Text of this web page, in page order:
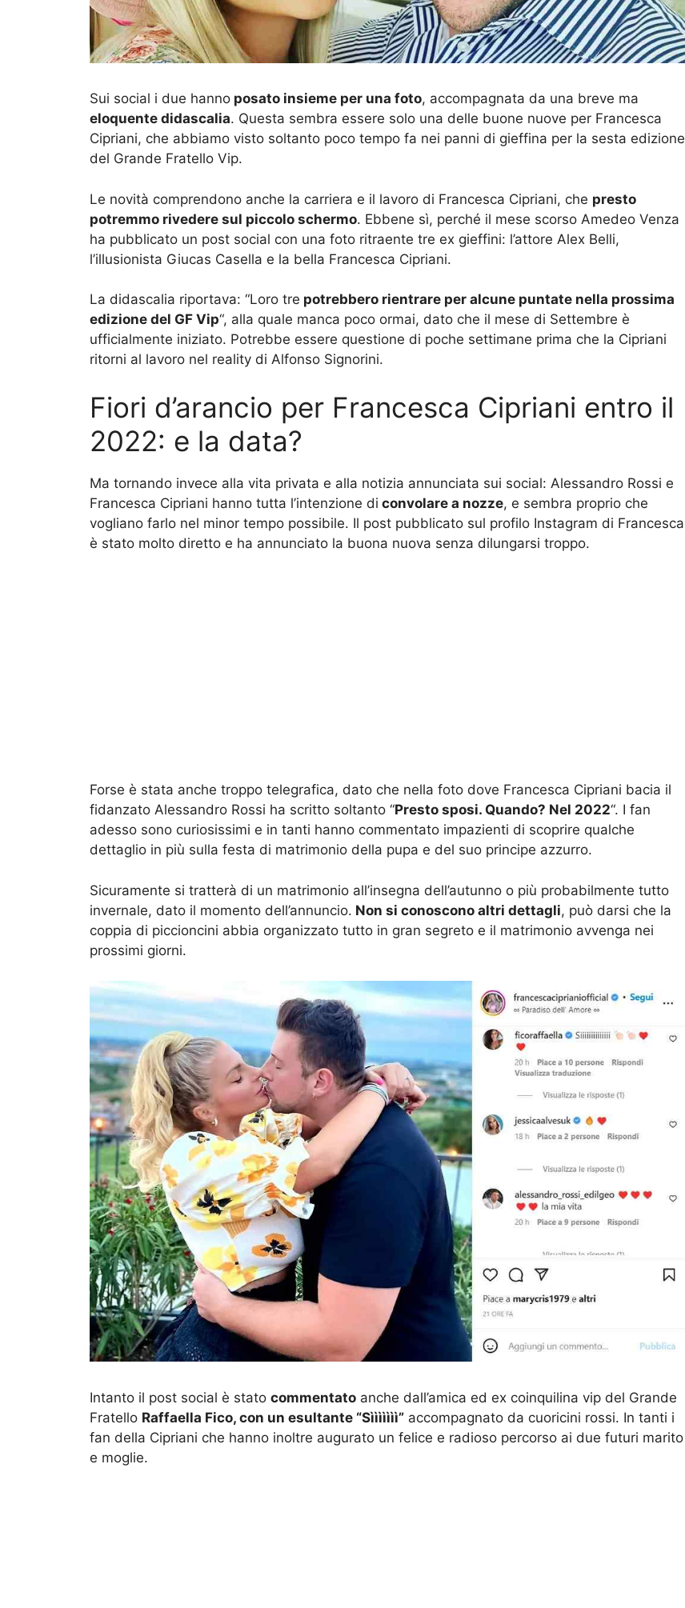
Sui social i due hanno posato insieme per una foto, accompagnata da una breve ma
eloquente didascalia. Questa sembra essere solo una delle buone nuove per Francesca
Cipriani, che abbiamo visto soltanto poco tempo fa nei panni di gieffina per la sesta edizione
del Grande Fratello Vip.
Le novità comprendono anche la carriera e il lavoro di Francesca Cipriani, che presto
potremmo rivedere sul piccolo schermo. Ebbene sì, perché il mese scorso Amedeo Venza
ha pubblicato un post social con una foto ritraente tre ex gieffini: l’attore Alex Belli,
l’illusionista Giucas Casella e la bella Francesca Cipriani.
La didascalia riportava: “Loro tre potrebbero rientrare per alcune puntate nella prossima
edizione del GF Vip“, alla quale manca poco ormai, dato che il mese di Settembre è
ufficialmente iniziato. Potrebbe essere questione di poche settimane prima che la Cipriani
ritorni al lavoro nel reality di Alfonso Signorini.
Fiori d’arancio per Francesca Cipriani entro il
2022: e la data?
Ma tornando invece alla vita privata e alla notizia annunciata sui social: Alessandro Rossi e
Francesca Cipriani hanno tutta l’intenzione di convolare a nozze, e sembra proprio che
vogliano farlo nel minor tempo possibile. Il post pubblicato sul profilo Instagram di Francesca
è stato molto diretto e ha annunciato la buona nuova senza dilungarsi troppo.
Forse è stata anche troppo telegrafica, dato che nella foto dove Francesca Cipriani bacia il
fidanzato Alessandro Rossi ha scritto soltanto “Presto sposi. Quando? Nel 2022“. I fan
adesso sono curiosissimi e in tanti hanno commentato impazienti di scoprire qualche
dettaglio in più sulla festa di matrimonio della pupa e del suo principe azzurro.
Sicuramente si tratterà di un matrimonio all’insegna dell’autunno o più probabilmente tutto
invernale, dato il momento dell’annuncio. Non si conoscono altri dettagli, può darsi che la
coppia di piccioncini abbia organizzato tutto in gran segreto e il matrimonio avvenga nei
prossimi giorni.
Intanto il post social è stato commentato anche dall’amica ed ex coinquilina vip del Grande
Fratello Raffaella Fico, con un esultante “Sììììììì” accompagnato da cuoricini rossi. In tanti i
fan della Cipriani che hanno inoltre augurato un felice e radioso percorso ai due futuri marito
e moglie.